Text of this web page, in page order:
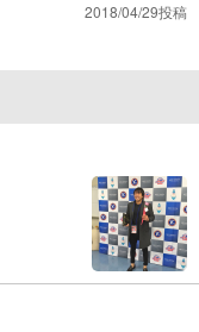
2018/04/29投稿